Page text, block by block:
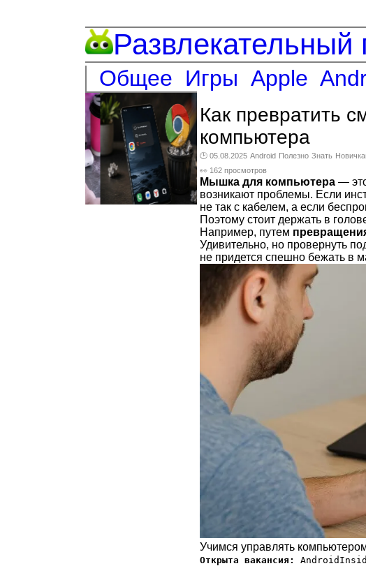
Развлекательный
Общее Игры Apple
Как превратить
компьютера
🕑 05.08.2025 Android Полезно Знать
👀 162 просмотров
Мышка для компьютера —
возникают проблемы. Если
не так с кабелем, а если
Поэтому стоит держать в
Например, путем
Удивительно, но провернуть
не придется спешно бежать в
Учимся управлять
Открыта вакансия: